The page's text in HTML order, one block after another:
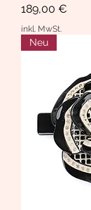
Preis
189,00 €
inkl. MwSt.
Neu